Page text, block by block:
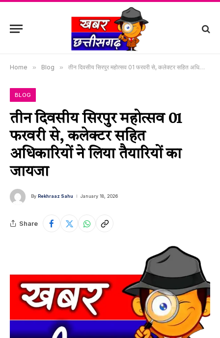
Home » Blog » तीन दिवसीय सिरपुर महोत्सव 01 फरवरी से, कलेक्टर सहित अधिकारियों ने लिया तैयारियों का जायजा
BLOG
तीन दिवसीय सिरपुर महोत्सव 01
फरवरी से, कलेक्टर सहित
अधिकारियों ने लिया तैयारियों का
जायजा
By Rekhraaz Sahu January 18, 2026
Share